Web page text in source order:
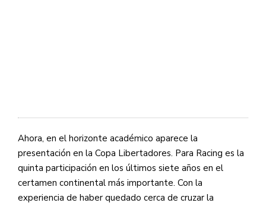
Ahora, en el horizonte académico aparece la
presentación en la Copa Libertadores. Para Racing es la
quinta participación en los últimos siete años en el
certamen continental más importante. Con la
experiencia de haber quedado cerca de cruzar la